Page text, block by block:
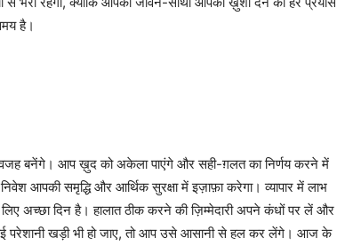
है।
बनेंगे। आप ख़ुद को अकेला पाएंगे और सही-ग़लत का निर्णय करने में
आपकी समृद्धि और आर्थिक सुरक्षा में इज़ाफ़ा करेगा। व्यापार में लाभ
अच्छा दिन है। हालात ठीक करने की ज़िम्मेदारी अपने कंधों पर लें और
परेशानी खड़ी भी हो जाए, तो आप उसे आसानी से हल कर लेंगे। आज के